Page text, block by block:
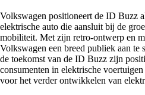
Volkswagen positioneert de ID Buzz
elektrische auto die aansluit bij de
mobiliteit. Met zijn retro-ontwerp en
Volkswagen een breed publiek aan
de toekomst van de ID Buzz zijn
consumenten in elektrische
voor het verder ontwikkelen van